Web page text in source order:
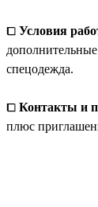
⧠ Условия
спецодежда.
⧠ Контакты и
плюс